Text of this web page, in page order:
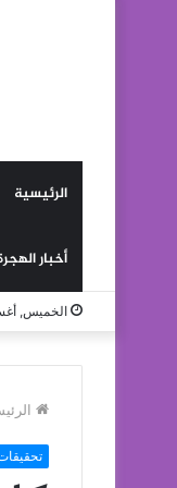
الرئيسية
أخبار
الخميس,